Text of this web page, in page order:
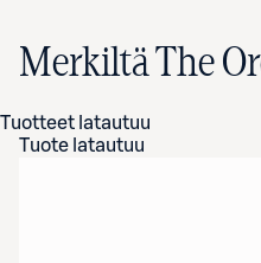
Merkiltä The
Tuotteet latautuu
Tuote latautuu